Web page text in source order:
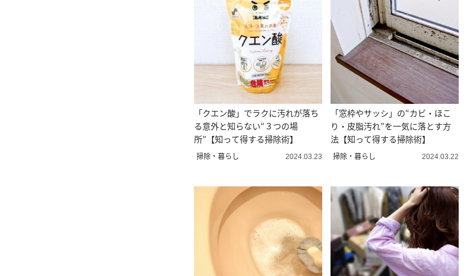
「クエン酸」でラクに汚れが落ち
る意外と知らない“３つの場
所”【知って得する掃除術】
掃除・暮らし 2024.03.23
「窓枠やサッシ」の“カビ・ほこ
り・皮脂汚れ”を一気に落とす方
法【知って得する掃除術】
掃除・暮らし 2024.03.22